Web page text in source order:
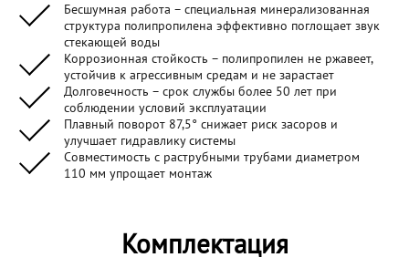
Бесшумная работа – специальная минерализованная
структура полипропилена эффективно поглощает звук
стекающей воды
Коррозионная стойкость – полипропилен не ржавеет,
устойчив к агрессивным средам и не зарастает
Долговечность – срок службы более 50 лет при
соблюдении условий эксплуатации
Плавный поворот 87,5° снижает риск засоров и
улучшает гидравлику системы
Совместимость с раструбными трубами диаметром
110 мм упрощает монтаж
Комплектация